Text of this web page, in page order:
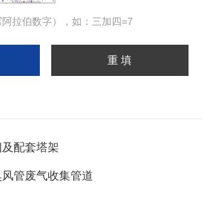
拉伯数字），如：三加四=7
配套塔架
管废气收集管道